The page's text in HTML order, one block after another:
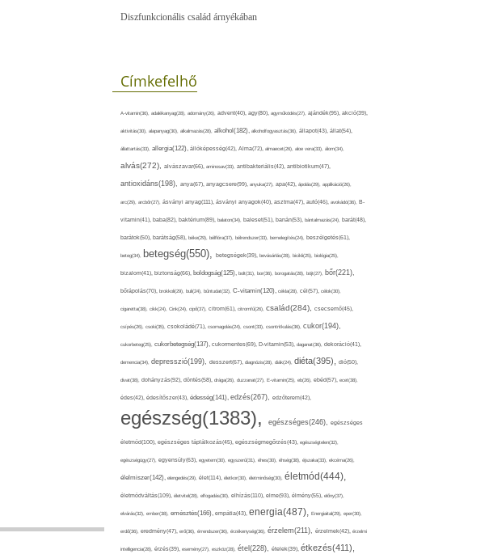
Diszfunkcionális család árnyékában
Címkefelhő
A-vitamin(36), adalékanyag(28), adomány(26), advent(40), agy(80), agyműködés(27), ajándék(95), akció(39),
aktivitás(30), alapanyag(30), alkalmazás(28), alkohol(182), alkoholfogyasztás(36), állapot(43), állat(54),
állattartás(33), allergia(122), állóképesség(42), Alma(72), almaecet(26), aloe vera(33), álom(34),
alvás(272), alvászavar(66), aminosav(33), antibakteriális(42), antibiotikum(47),
antioxidáns(198), anya(67), anyagcsere(99), anyuka(27), apa(42), ápolás(29), applikáció(26),
arc(29), arcbőr(27), ásványi anyag(111), ásványi anyagok(40), asztma(47), autó(46), avokádó(36), B-
vitamin(41), baba(82), baktérium(89), balaton(34), baleset(51), banán(53), bántalmazás(24), barát(48),
barátok(50), barátság(58), béke(29), bélflóra(37), bélrendszer(33), bemelegítés(24), beszélgetés(61),
beteg(34), betegség(550), betegségek(39), bevásárlás(28), bicikli(25), biológia(25),
bizalom(41), biztonság(66), boldogság(125), bolt(31), bor(36), borogatás(28), böjt(27), bőr(221),
bőrápolás(70), brokkoli(29), buli(24), bűntudat(32), C-vitamin(120), cékla(28), cél(57), célok(30),
cigaretta(38), cikk(24), Cink(24), cipő(37), citrom(61), citromfű(26), család(284), csecsemő(45),
csípés(26), csoki(35), csokoládé(71), csomagolás(24), csont(33), csontritkulás(36), cukor(194),
cukorbeteg(25), cukorbetegség(137), cukormentes(69), D-vitamin(53), daganat(36), dekoráció(41),
demencia(34), depresszió(199), desszert(67), diagnózis(28), diák(24), diéta(395), dió(50),
divat(38), dohányzás(92), döntés(58), drága(26), duzzanat(27), E-vitamin(25), eb(26), ebéd(57), ecet(38),
édes(42), édesítőszer(43), édesség(141), edzés(267), edzőterem(42),
egészség(1383), egészséges(246), egészséges
életmód(100), egészséges táplálkozás(45), egészségmegőrzés(43), egészségtelen(32),
egészségügy(27), egyensúly(63), egyetem(30), egyszerű(31), éhes(30), éhség(38), éjszaka(33), ekcéma(26),
élelmiszer(142), elengedés(29), élet(114), életkor(30), életminőség(30), életmód(444),
életmódváltás(109), életvitel(28), elfogadás(30), elhízás(110), elme(93), élmény(55), előny(37),
elvárás(32), ember(38), emésztés(166), empátia(43), energia(487), Energiaital(29), eper(30),
erdő(36), eredmény(47), erő(36), érrendszer(36), érzékenység(36), érzelem(211), érzelmek(42), érzelmi
intelligencia(28), érzés(39), esemény(27), eszköz(28), étel(228), ételek(39), étkezés(411),